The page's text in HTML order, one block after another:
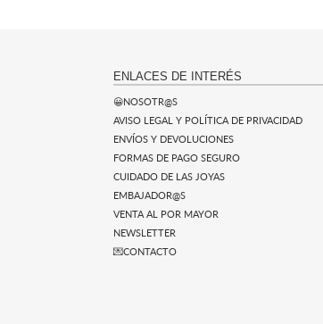
ENLACES DE INTERÉS
😀NOSOTR@S
AVISO LEGAL Y POLÍTICA DE PRIVACIDAD
ENVÍOS Y DEVOLUCIONES
FORMAS DE PAGO SEGURO
CUIDADO DE LAS JOYAS
EMBAJADOR@S
VENTA AL POR MAYOR
NEWSLETTER
💌CONTACTO